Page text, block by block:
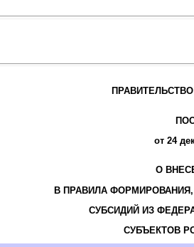
от 24
О
В ПРАВИЛА
СУБСИДИЙ ИЗ
СУБЪЕКТОВ